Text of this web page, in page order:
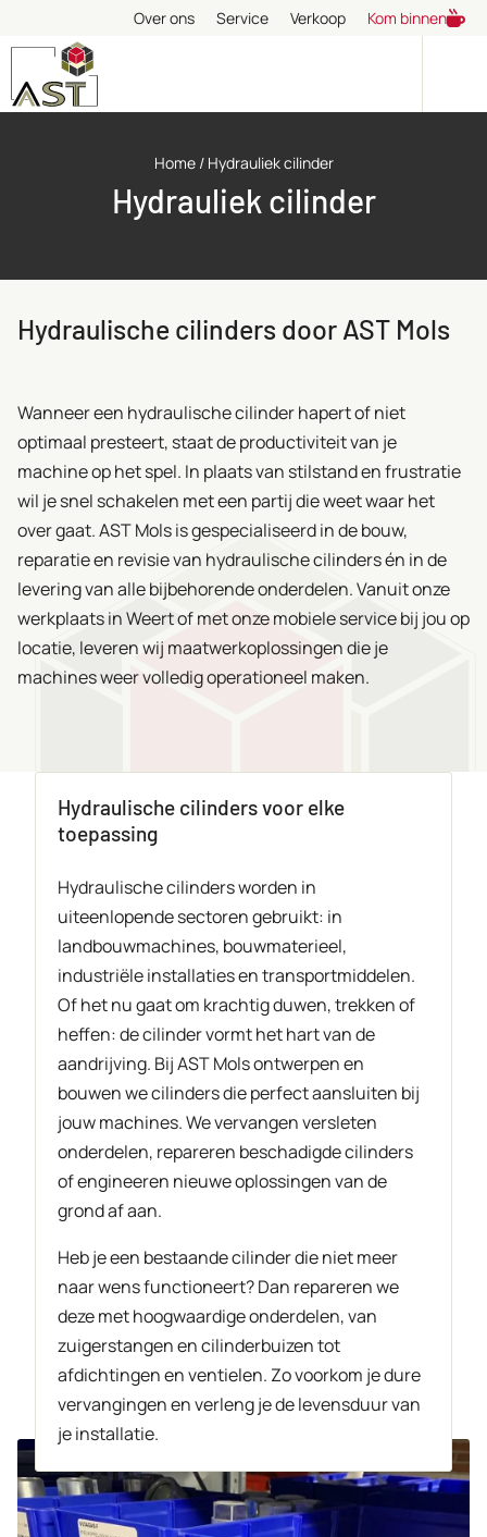
Over ons Service Verkoop Kom binnen
Home / Hydrauliek cilinder
Hydrauliek cilinder
Hydraulische cilinders door AST Mols
Wanneer een hydraulische cilinder hapert of niet
optimaal presteert, staat de productiviteit van je
machine op het spel. In plaats van stilstand en frustratie
wil je snel schakelen met een partij die weet waar het
over gaat. AST Mols is gespecialiseerd in de bouw,
reparatie en revisie van hydraulische cilinders én in de
levering van alle bijbehorende onderdelen. Vanuit onze
werkplaats in Weert of met onze mobiele service bij jou op
locatie, leveren wij maatwerkoplossingen die je
machines weer volledig operationeel maken.
Hydraulische cilinders voor elke
toepassing
Hydraulische cilinders worden in
uiteenlopende sectoren gebruikt: in
landbouwmachines, bouwmaterieel,
industriële installaties en transportmiddelen.
Of het nu gaat om krachtig duwen, trekken of
heffen: de cilinder vormt het hart van de
aandrijving. Bij AST Mols ontwerpen en
bouwen we cilinders die perfect aansluiten bij
jouw machines. We vervangen versleten
onderdelen, repareren beschadigde cilinders
of engineeren nieuwe oplossingen van de
grond af aan.
Heb je een bestaande cilinder die niet meer
naar wens functioneert? Dan repareren we
deze met hoogwaardige onderdelen, van
zuigerstangen en cilinderbuizen tot
afdichtingen en ventielen. Zo voorkom je dure
vervangingen en verleng je de levensduur van
je installatie.